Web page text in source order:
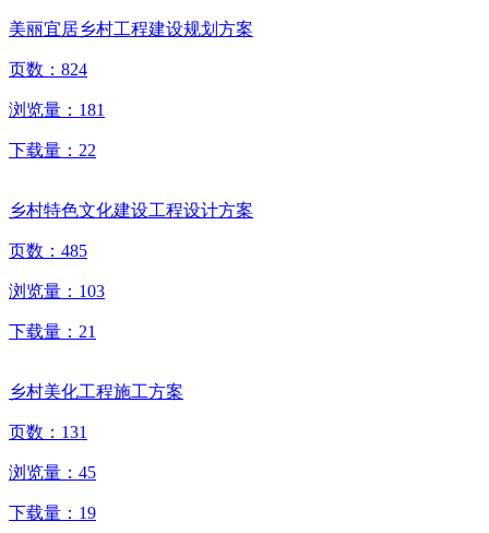
美丽宜居乡村工程建设规划方案
页数： 824
浏览量： 181
下载量： 22
乡村特色文化建设工程设计方案
页数： 485
浏览量： 103
下载量： 21
乡村美化工程施工方案
页数： 131
浏览量： 45
下载量： 19